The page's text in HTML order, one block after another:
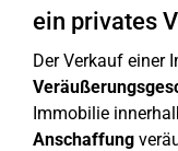
ein privates
Der Verkauf einer
Immobilie
Anschaffung